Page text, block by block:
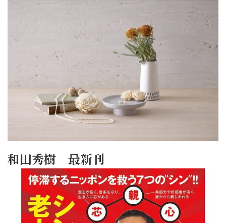
和田秀樹 最新刊